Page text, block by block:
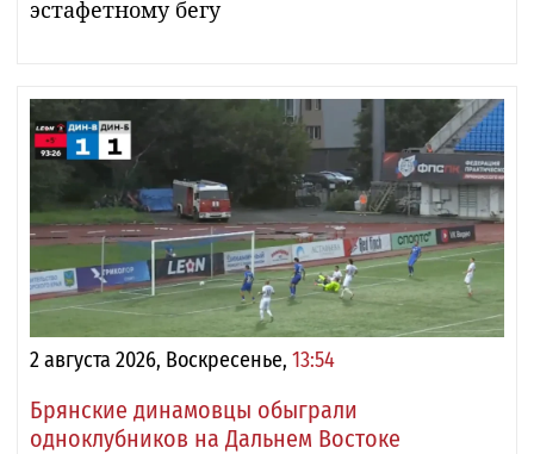
эстафетному бегу
2 августа 2026, Воскресенье, 13:54
Брянские динамовцы обыграли
одноклубников на Дальнем Востоке